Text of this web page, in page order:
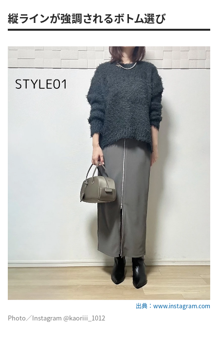
縦ラインが強調されるボトム選び
出典：www.instagram.com
Photo／Instagram @kaoriii_1012